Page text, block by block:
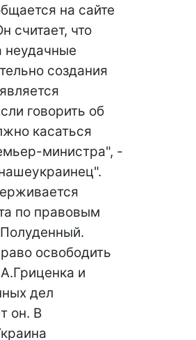
на сайте
считает, что
неудачные
создания
говорить об
касаться
министра", -
по правовым
освободить
и
дел
он. В